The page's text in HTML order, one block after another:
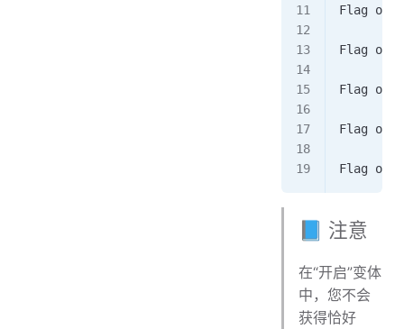
Flag off.
Flag off.
Flag on.
Flag on.
Flag on.
📘 注意
在“开启”变体
中，您不会
获得恰好